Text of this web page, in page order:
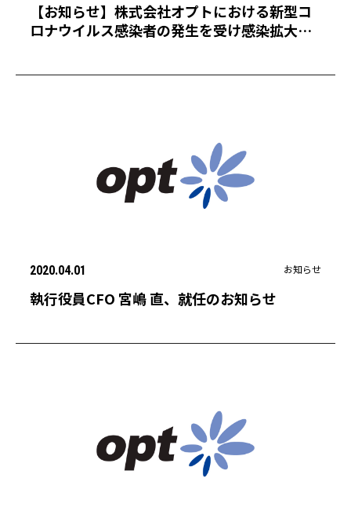
【お知らせ】株式会社オプトにおける新型コ
ロナウイルス感染者の発生を受け感染拡大防
2020.04.01 お知らせ
執行役員CFO 宮嶋 直、就任のお知らせ